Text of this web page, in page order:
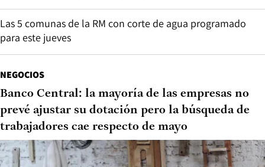
Las 5 comunas de la RM con corte de agua programado
para este jueves
NEGOCIOS
Banco Central: la mayoría de las empresas no
prevé ajustar su dotación pero la búsqueda de
trabajadores cae respecto de mayo